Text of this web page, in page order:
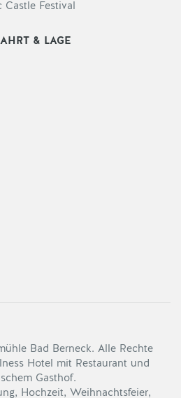
Castle Festival
& LAGE
Bad Berneck. Alle Rechte
Hotel mit Restaurant und
Gasthof.
Hochzeit, Weihnachtsfeier,